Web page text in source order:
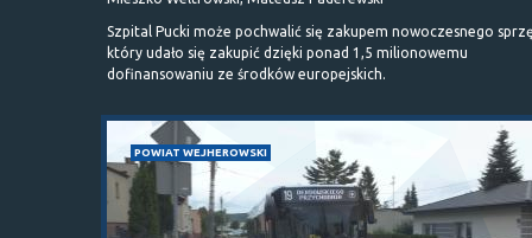
Szpital Pucki może pochwalić się zakupem nowoczesnego
który udało się zakupić dzięki ponad 1,5 milionowemu
dofinansowaniu ze środków europejskich.
POWIAT WEJHEROWSKI